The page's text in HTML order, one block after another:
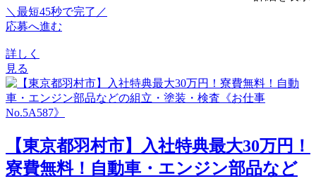
＼最短45秒で完了／
応募へ進む
詳しく
見る
【東京都羽村市】入社特典最大30万円！
寮費無料！自動車・エンジン部品など